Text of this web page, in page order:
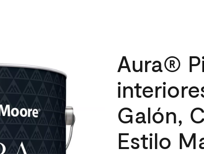
Aura®
Galón,
Estilo